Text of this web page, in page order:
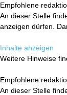
Empfohlene
An dieser Stelle
anzeigen dürfen.
Inhalte anzeigen
Weitere Hinweise
Empfohlene
An dieser Stelle